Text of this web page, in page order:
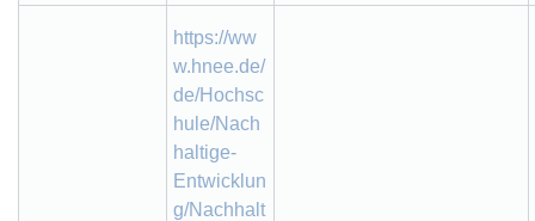
https://ww
w.hnee.de/
de/Hochsc
hule/Nach
haltige-
Entwicklun
g/Nachhalt